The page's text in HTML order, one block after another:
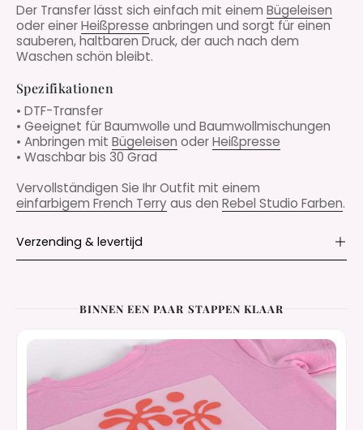
Der Transfer lässt sich einfach mit einem Bügeleisen
oder einerHeißpresse anbringen und sorgt für einen
sauberen, haltbaren Druck, der auch nach dem
Waschen schön bleibt.
Spezifikationen
• DTF-Transfer
• Geeignet für Baumwolle und Baumwollmischungen
• Anbringen mit Bügeleisen oderHeißpresse
• Waschbar bis 30 Grad
Vervollständigen Sie Ihr Outfit mit einem
einfarbigem French Terry aus den Rebel Studio Farben.
Verzending & levertijd
BINNEN EEN PAAR STAPPEN KLAAR